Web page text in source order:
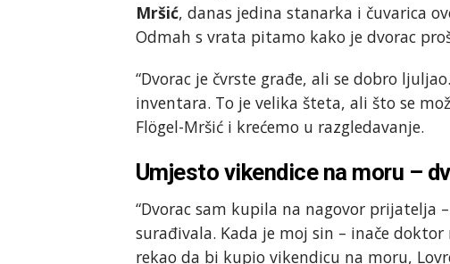
Mršić, danas jedina stanarka i čuvarica
Odmah s vrata pitamo kako je dvorac
“Dvorac je čvrste građe, ali se dobro
inventara. To je velika šteta, ali što se
Flögel-Mršić i krećemo u razgledavanje.
Umjesto vikendice na moru –
“Dvorac sam kupila na nagovor prijatelja
surađivala. Kada je moj sin – inače
rekao da bi kupio vikendicu na moru,